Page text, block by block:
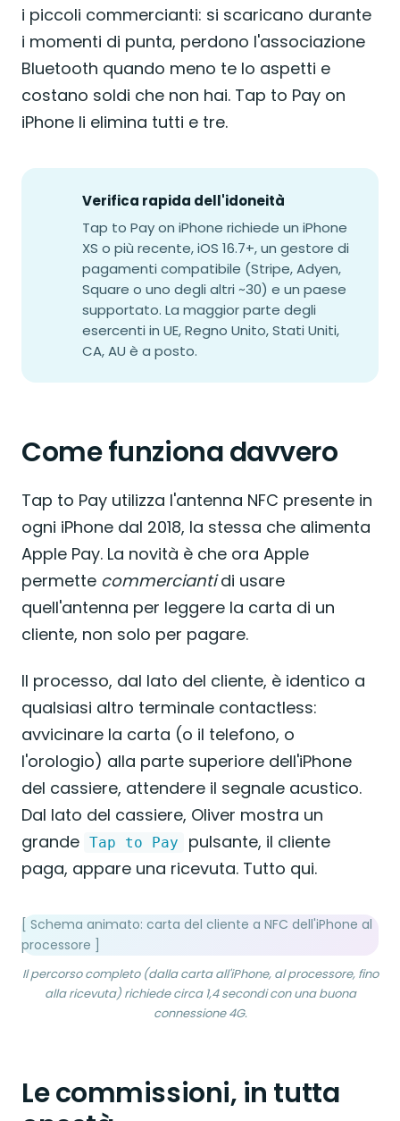
i piccoli commercianti: si scaricano durante
i momenti di punta, perdono l'associazione
Bluetooth quando meno te lo aspetti e
costano soldi che non hai. Tap to Pay on
iPhone li elimina tutti e tre.
Verifica rapida dell'idoneità
Tap to Pay on iPhone richiede un iPhone
XS o più recente, iOS 16.7+, un gestore di
pagamenti compatibile (Stripe, Adyen,
Square o uno degli altri ~30) e un paese
supportato. La maggior parte degli
esercenti in UE, Regno Unito, Stati Uniti,
CA, AU è a posto.
Come funziona davvero
Tap to Pay utilizza l'antenna NFC presente in
ogni iPhone dal 2018, la stessa che alimenta
Apple Pay. La novità è che ora Apple
permette commerciantidi usare
quell'antenna per leggere la carta di un
cliente, non solo per pagare.
Il processo, dal lato del cliente, è identico a
qualsiasi altro terminale contactless:
avvicinare la carta (o il telefono, o
l'orologio) alla parte superiore dell'iPhone
del cassiere, attendere il segnale acustico.
Dal lato del cassiere, Oliver mostra un
grande Tap to Pay
pulsante, il cliente
paga, appare una ricevuta. Tutto qui.
[ Schema animato: carta del cliente a NFC dell'iPhone al
processore ]
Il percorso completo (dalla carta all'iPhone, al processore, fino
alla ricevuta) richiede circa 1,4 secondi con una buona
connessione 4G.
Le commissioni, in tutta